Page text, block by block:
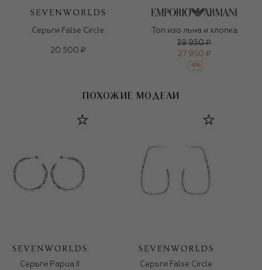
Серьги False Circle
20 500 ₽
Топ изо льна и хлопка
39 950 ₽
27 950 ₽
-30%
ПОХОЖИЕ МОДЕЛИ
Серьги Papua II Серьги False Circle